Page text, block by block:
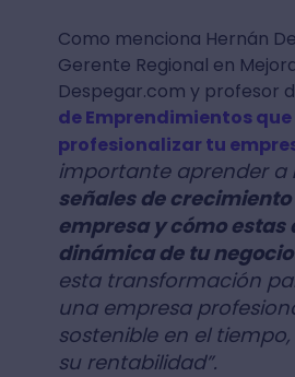
Como menciona Hernán
Gerente Regional en
Despegar.com y profesor
de Emprendimientos
profesionalizar tu
importante aprender a
señales de crecimiento
empresa y cómo estas
dinámica de tu negocio
esta transformación
una empresa
sostenible en el
su rentabilidad”.